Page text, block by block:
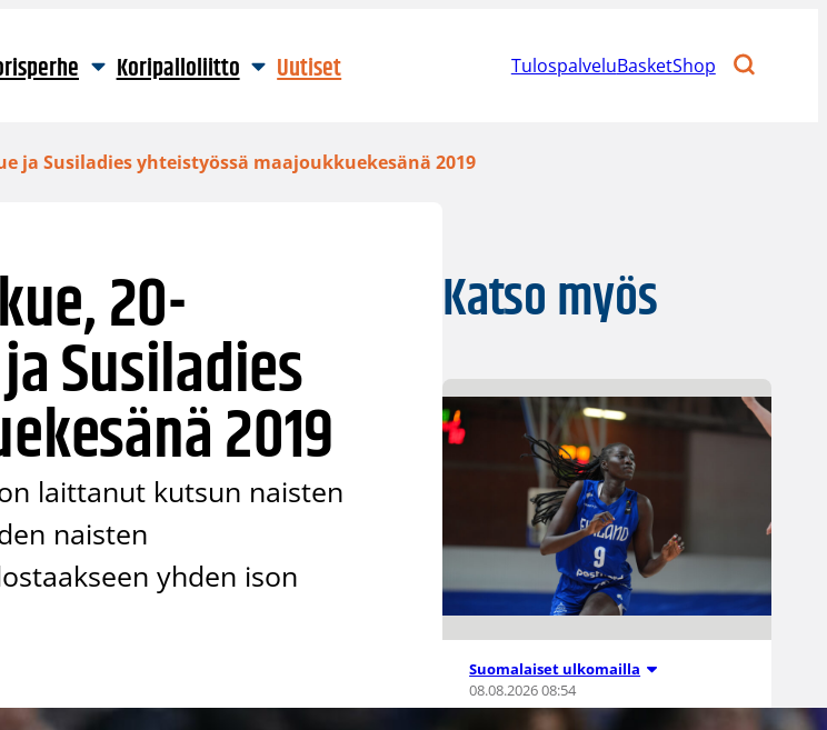
Koripalloliitto Uutiset TulospalveluBasketShop
Susiladies yhteistyössä maajoukkuekesänä 2019
20-
Susiladies
2019
laittanut kutsun naisten
naisten
yhden ison
Katso myös
Suomalaiset ulkomailla
08.08.2026 08:54